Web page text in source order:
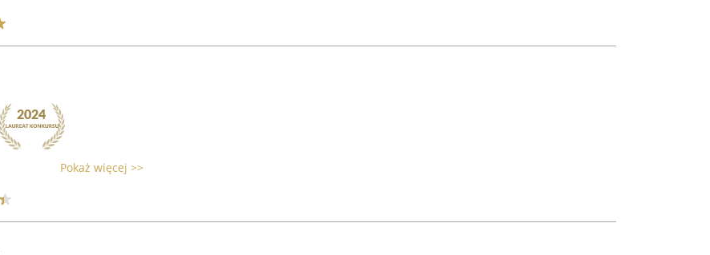
Pokaż więcej >>